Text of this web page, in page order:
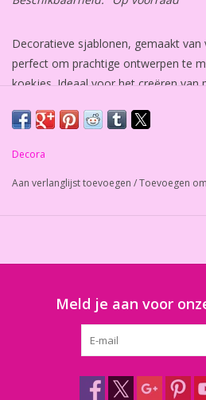
Decoratieve sjablonen, gemaakt van
perfect om prachtige ontwerpen te
koekjes. Ideaal voor het creëren van
botercrème, poedersuiker, cacao,
Afmeting: Ø 25 CM
Decora
Aan verlanglijst toevoegen /Toevoegen
Meld je aan voor